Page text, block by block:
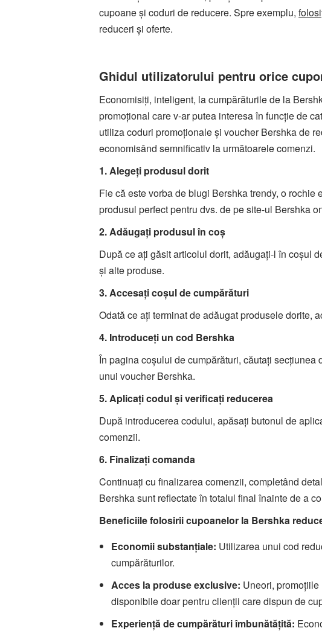
cupoane și coduri de reducere. Spre exemplu,
reduceri și oferte.
Ghidul utilizatorului pentru orice
Economisiți, inteligent, la cumpărăturile de la
promoțional care v-ar putea interesa în funcție de
utiliza coduri promoționale și voucher Bershka de
economisând semnificativ la următoarele comenzi.
1. Alegeți produsul dorit
Fie că este vorba de blugi Bershka trendy, o
produsul perfect pentru dvs. de pe site-ul Bershka
2. Adăugați produsul în coș
După ce ați găsit articolul dorit, adăugați-l în coșul
și alte produse.
3. Accesați coșul de cumpărături
Odată ce ați terminat de adăugat produsele dorite,
4. Introduceți un cod Bershka
În pagina coșului de cumpărături, căutați
unui voucher Bershka.
5. Aplicați codul și verificați reducerea
După introducerea codului, apăsați butonul de
comenzii.
6. Finalizați comanda
Continuați cu finalizarea comenzii, completând
Bershka sunt reflectate în totalul final înainte de a
Beneficiile folosirii cupoanelor la Bershka
Economii substanțiale: Utilizarea unui cod
cumpărăturilor.
Acces la produse exclusive: Uneori,
disponibile doar pentru clienții care dispun de
Experiență de cumpărături îmbunătățită: